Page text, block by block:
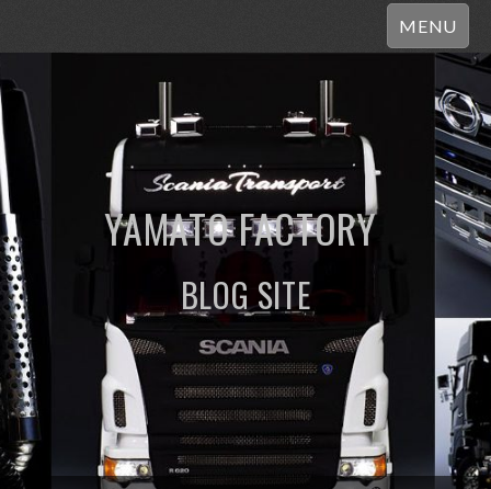
MENU
YAMATO FACTORY
BLOG SITE